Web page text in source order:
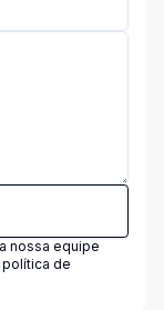
nossa equipe
política de